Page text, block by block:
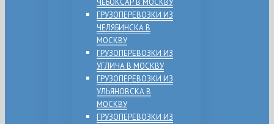
ЧЕБОКСАР В МОСКВУ
ГРУЗОПЕРЕВОЗКИ ИЗ
ЧЕЛЯБИНСКА В
МОСКВУ
ГРУЗОПЕРЕВОЗКИ ИЗ
УГЛИЧА В МОСКВУ
ГРУЗОПЕРЕВОЗКИ ИЗ
УЛЬЯНОВСКА В
МОСКВУ
ГРУЗОПЕРЕВОЗКИ ИЗ